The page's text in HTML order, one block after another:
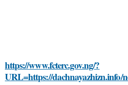
https://www.fcterc.gov.ng/?
URL=https://dachnayazhizn.info/